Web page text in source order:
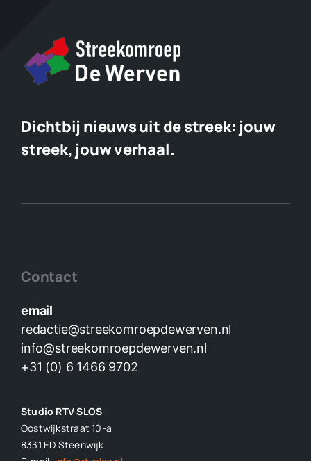
Dichtbij nieuws uit de streek: jouw
streek, jouw verhaal.
Contact
email
redactie@streekomroepdewerven.nl
info@streekomroepdewerven.nl
+31 (0) 6 1466 9702
Studio RTV SLOS
Oostwijkstraat 10-a
8331 ED Steenwijk